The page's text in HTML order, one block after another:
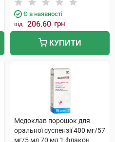
Є в наявності
від 206.60 грн
КУПИТИ
Медоклав порошок для
оральної суспензії 400 мг/57
мг/5 мл 70 мл 1 флакон